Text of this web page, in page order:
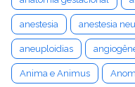
anestesia anestesia
aneuploidias
Anima e Animus